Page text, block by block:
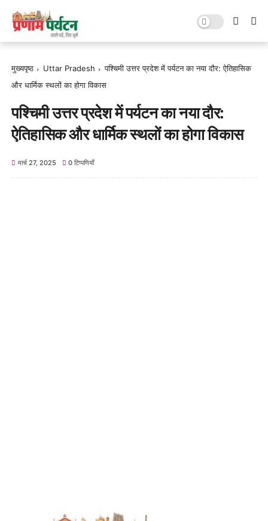
मुख्यपृष्ठ Uttar Pradesh
पश्चिमी उत्तर प्रदेश में पर्यटन का नया दौर: ऐतिहासिक
और धार्मिक स्थलों का होगा विकास
पश्चिमी उत्तर प्रदेश में पर्यटन का नया दौर:
ऐतिहासिक और धार्मिक स्थलों का होगा विकास
मार्च 27, 2025 0 टिप्पणियाँ